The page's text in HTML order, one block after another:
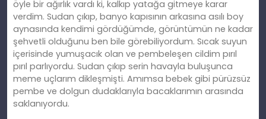
öyle bir ağırlık vardı ki, kalkıp yatağa gitmeye karar
verdim. Sudan çıkıp, banyo kapısının arkasına asılı boy
aynasında kendimi gördüğümde, görüntümün ne kadar
şehvetli olduğunu ben bile görebiliyordum. Sıcak suyun
içerisinde yumuşacık olan ve pembeleşen cildim pırıl
pırıl parlıyordu. Sudan çıkıp serin havayla buluşunca
meme uçlarım dikleşmişti. Amımsa bebek gibi pürüzsüz
pembe ve dolgun dudaklarıyla bacaklarımın arasında
saklanıyordu.